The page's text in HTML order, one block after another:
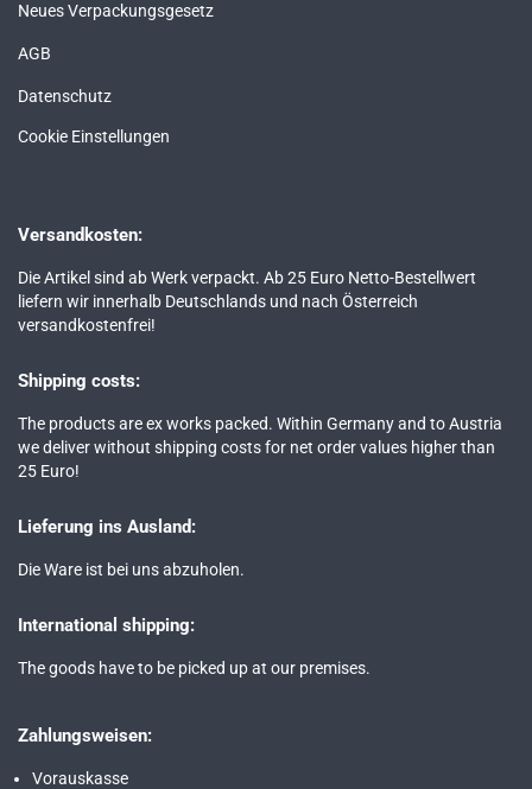
Neues Verpackungsgesetz
AGB
Datenschutz
Cookie Einstellungen
Versandkosten:
Die Artikel sind ab Werk verpackt. Ab 25 Euro Netto-Bestellwert
liefern wir innerhalb Deutschlands und nach Österreich
versandkostenfrei!
Shipping costs:
The products are ex works packed. Within Germany and to Austria
we deliver without shipping costs for net order values higher than
25 Euro!
Lieferung ins Ausland:
Die Ware ist bei uns abzuholen.
International shipping:
The goods have to be picked up at our premises.
Zahlungsweisen:
Vorauskasse